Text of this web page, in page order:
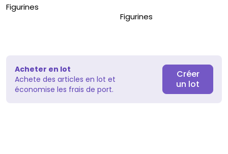
Figurines
Figurines
Acheter en lot
Achete des articles en lot et
économise les frais de port.
Créer
un lot